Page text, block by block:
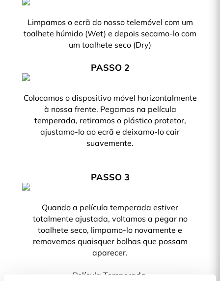
Limpamos o ecrã do nosso telemóvel com um
toalhete húmido (Wet) e depois secamo-lo com
um toalhete seco (Dry)
PASSO 2
Colocamos o dispositivo móvel horizontalmente
à nossa frente. Pegamos na película
temperada, retiramos o plástico protetor,
ajustamo-lo ao ecrã e deixamo-lo cair
suavemente.
PASSO 3
Quando a película temperada estiver
totalmente ajustada, voltamos a pegar no
toalhete seco, limpamo-lo novamente e
removemos quaisquer bolhas que possam
aparecer.
Película Temperada.